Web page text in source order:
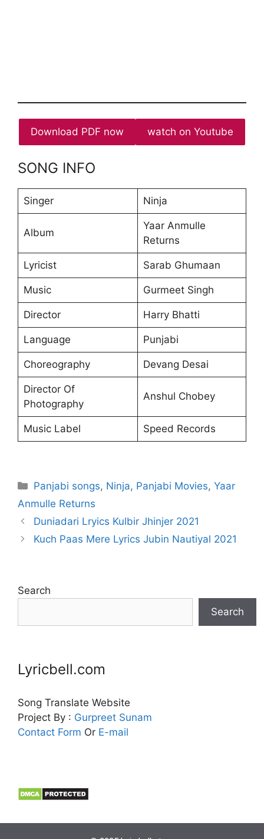
Download PDF now watch on Youtube
SONG INFO
Singer Ninja
Album
Yaar Anmulle
Returns
Lyricist Sarab Ghumaan
Music Gurmeet Singh
Director Harry Bhatti
Language Punjabi
Choreography Devang Desai
Director Of
Photography
Anshul Chobey
Music Label Speed Records
Categories
Panjabi songs, Ninja, Panjabi Movies,Yaar
Anmulle Returns
Duniadari Lryics Kulbir Jhinjer 2021
Kuch Paas Mere Lyrics Jubin Nautiyal 2021
Search
Search
Lyricbell.com
Song Translate Website
Project By : Gurpreet Sunam
Contact Form Or E-mail